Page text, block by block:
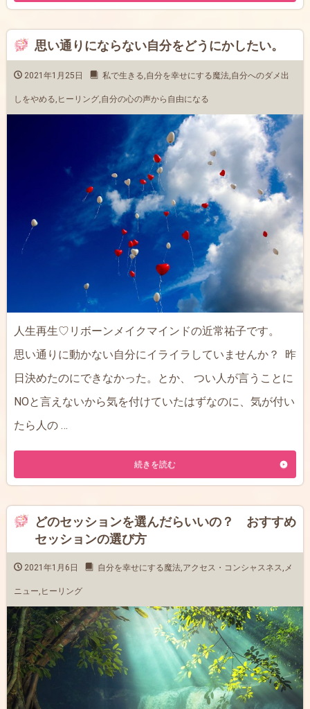
思い通りにならない自分をどうにかしたい。
2021年1月25日 私で生きる,自分を幸せにする魔法,自分へのダメ出
しをやめる, ヒーリング,自分の心の声から自由になる
人生再生♡リボーンメイクマインドの近常祐子です。
思い通りに動かない自分にイライラしていませんか？ 昨
日決めたのにできなかった。とか、 つい人が言うことに
NOと言えないから気を付けていたはずなのに、気が付い
たら人の …
続きを読む
どのセッションを選んだらいいの？ おすすめ
セッションの選び方
2021年1月6日 自分を幸せにする魔法,アクセス・コンシャスネス, メ
ニュー, ヒーリング